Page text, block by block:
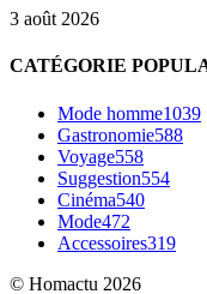
3 août 2026
CATÉGORIE
Mode homme1039
Gastronomie588
Voyage558
Suggestion554
Cinéma540
Mode472
Accessoires319
© Homactu 2026